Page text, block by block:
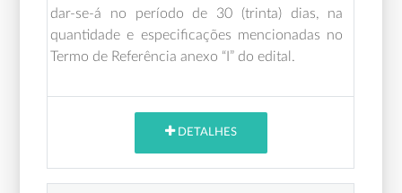
dar-se-á no período de 30 (trinta) dias,
na
quantidade e especificações mencionadas no
Termo de Referência anexo “I” do edital.
DETALHES